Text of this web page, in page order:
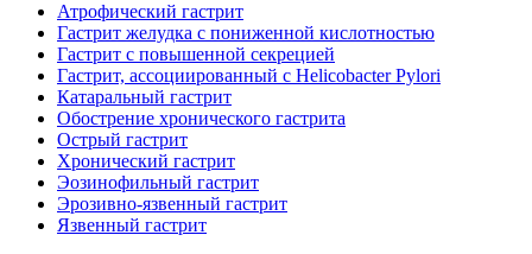
Атрофический гастрит
Гастрит желудка с пониженной кислотностью
Гастрит с повышенной секрецией
Гастрит, ассоциированный с Helicobacter Pylori
Катаральный гастрит
Обострение хронического гастрита
Острый гастрит
Хронический гастрит
Эозинофильный гастрит
Эрозивно-язвенный гастрит
Язвенный гастрит